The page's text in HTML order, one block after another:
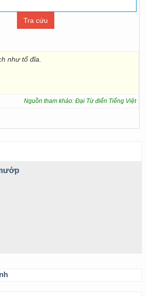
như tổ đỉa.
Nguồn tham khảo: Đại Từ điển Tiếng Việt